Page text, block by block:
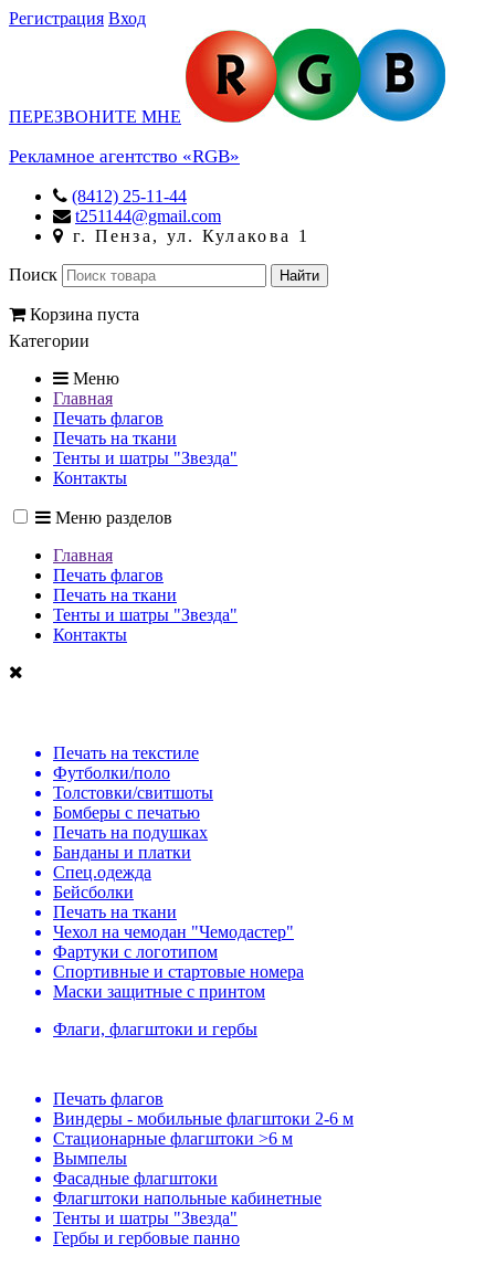
Регистрация Вход
ПЕРЕЗВОНИТЕ МНЕ
Рекламное агентство «RGB»
(8412) 25-11-44
t251144@gmail.com
г. Пенза, ул. Кулакова 1
Поиск
Корзина пуста
Категории
Меню
Главная
Печать флагов
Печать на ткани
Тенты и шатры "Звезда"
Контакты
Меню разделов
Главная
Печать флагов
Печать на ткани
Тенты и шатры "Звезда"
Контакты
Печать на текстиле
Футболки/поло
Толстовки/свитшоты
Бомберы с печатью
Печать на подушках
Банданы и платки
Спец.одежда
Бейсболки
Печать на ткани
Чехол на чемодан "Чемодастер"
Фартуки с логотипом
Спортивные и стартовые номера
Маски защитные с принтом
Флаги, флагштоки и гербы
Печать флагов
Виндеры - мобильные флагштоки 2-6 м
Стационарные флагштоки >6 м
Вымпелы
Фасадные флагштоки
Флагштоки напольные кабинетные
Тенты и шатры "Звезда"
Гербы и гербовые панно